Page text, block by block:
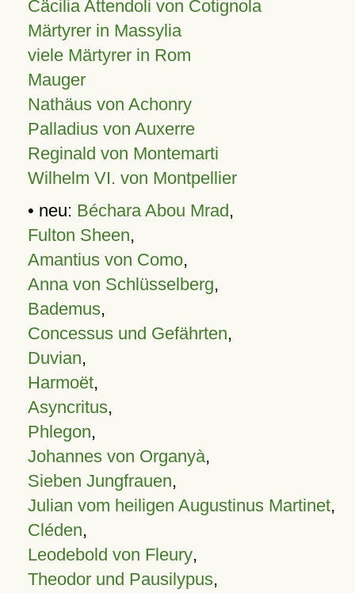
Cäcilia Attendoli von Cotignola
Märtyrer in Massylia
viele Märtyrer in Rom
Mauger
Nathäus von Achonry
Palladius von Auxerre
Reginald von Montemarti
Wilhelm VI. von Montpellier
• neu: Béchara Abou Mrad,
Fulton Sheen,
Amantius von Como,
Anna von Schlüsselberg,
Bademus,
Concessus und Gefährten,
Duvian,
Harmoët,
Asyncritus,
Phlegon,
Johannes von Organyà,
Sieben Jungfrauen,
Julian vom heiligen Augustinus Martinet,
Cléden,
Leodebold von Fleury,
Theodor und Pausilypus,